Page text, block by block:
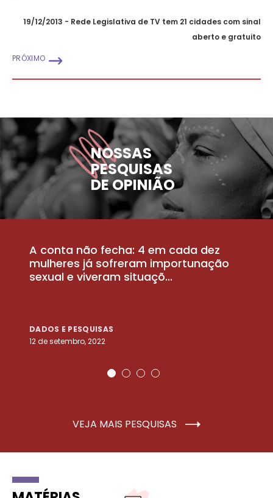
19/12/2013 - Rede Legislativa de TV tem 21 cidades com sinal
aberto e gratuito
PRÓXIMO
NOSSAS
PESQUISAS
DE OPINIÃO
A conta não fecha: 4 em cada dez
mulheres já sofreram importunação
sexual e viveram situaçõ...
DADOS E PESQUISAS
12 de setembro, 2022
VEJA MAIS PESQUISAS